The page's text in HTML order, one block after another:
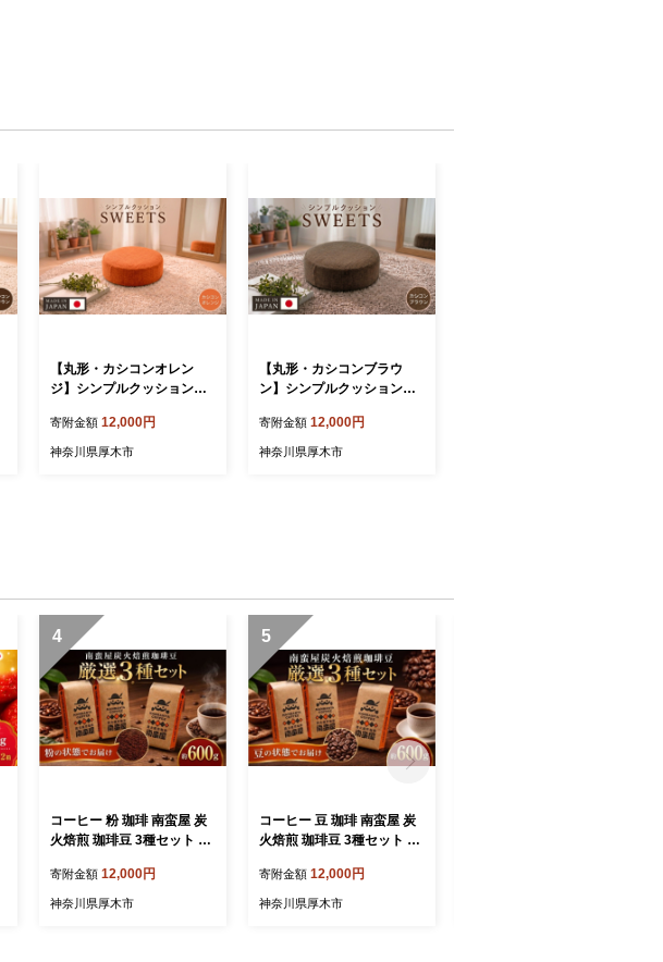
【丸形・カシコンオレン
ジ】シンプルクッション「S
貨 低反発 軽量 収納 神奈川
県 No.355
寄附金額 12,000円
神奈川県厚木市
【丸形・カシコンブラウ
ン】シンプルクッション「S
貨 低反発 軽量 収納 神奈川
県 No.356
寄附金額 12,000円
神奈川県厚木市
4
コーヒー 粉 珈琲 南蛮屋 炭
火焙煎 珈琲豆 3種セット 約
火焙煎 コーヒー粉 深煎り
ブレンド 香り豊か ドリップ
寄附金額 12,000円
神奈川県厚木市
5
コーヒー 豆 珈琲 南蛮屋 炭
火焙煎 珈琲豆 3種セット 約
火焙煎 コーヒー豆 深煎り
ブレンド 香り豊か ドリップ
寄附金額 12,000円
神奈川県厚木市